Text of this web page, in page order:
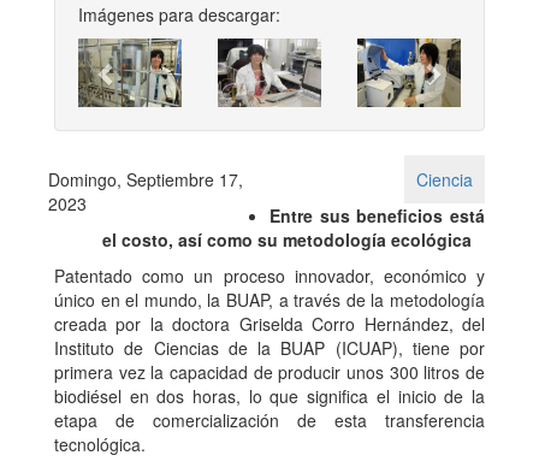
Imágenes para descargar:
Previous Next
Domingo, Septiembre 17,
2023
Ciencia
Entre sus beneficios está
el costo, así como su metodología ecológica
Patentado como un proceso innovador, económico y
único en el mundo, la BUAP, a través de la metodología
creada por la doctora Griselda Corro Hernández, del
Instituto de Ciencias de la BUAP (ICUAP), tiene por
primera vez la capacidad de producir unos 300 litros de
biodiésel en dos horas, lo que significa el inicio de la
etapa de comercialización de esta transferencia
tecnológica.